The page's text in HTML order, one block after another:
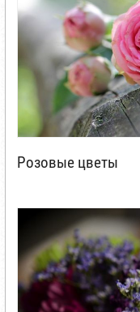
Розовые цветы